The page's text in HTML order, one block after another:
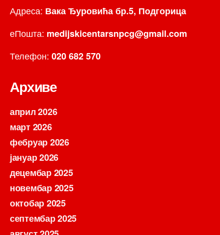
Адреса: Вака Ђуровића бр.5, Подгорица
еПошта: medijskicentarsnpcg@gmail.com
Телефон: 020 682 570
Архиве
април 2026
март 2026
фебруар 2026
јануар 2026
децембар 2025
новембар 2025
октобар 2025
септембар 2025